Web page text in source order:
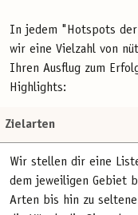
In jedem "Hotspots der
wir eine Vielzahl von
Ihren Ausflug zum
Highlights:
Zielarten
Wir stellen dir eine
dem jeweiligen Gebiet
Arten bis hin zu